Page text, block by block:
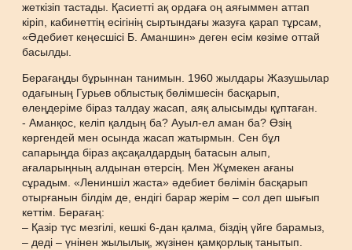
жеткізіп тастады. Қасиетті ақ ордаға оң аяғыммен аттап
кіріп, кабинеттің есігінің сыртындағы жазуға қарап тұрсам,
«Әдебиет кеңесшісі Б. Аманшин» деген есім көзіме оттай
басылды.
Берағаңды бұрыннан танимын. 1960 жылдары Жазушылар
одағының Гурьев облыстық бөлімшесін басқарып,
өлеңдеріме біраз талдау жасап, аяқ алысымды құптаған.
- Аманқос, келіп қалдың ба? Ауыл-ел аман ба? Өзің
көргендей мен осында жасап жатырмын. Сен бұл
сапарыңда біраз ақсақалдардың батасын алып,
ағаларыңның алдынан өтерсің. Мен Жұмекен ағаны
сұрадым. «Лениншіл жаста» әдебиет бөлімін басқарып
отырғанын білдім де, ендігі барар жерім – сол деп шығып
кеттім. Берағаң:
– Қазір түс мезгілі, кешкі 6-дан қалма, біздің үйге барамыз,
– деді – үнінен жылылық, жүзінен қамқорлық танытып.